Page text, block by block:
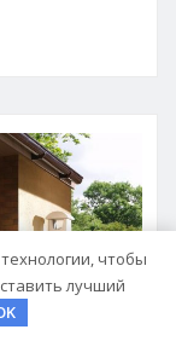
чтобы
лучший